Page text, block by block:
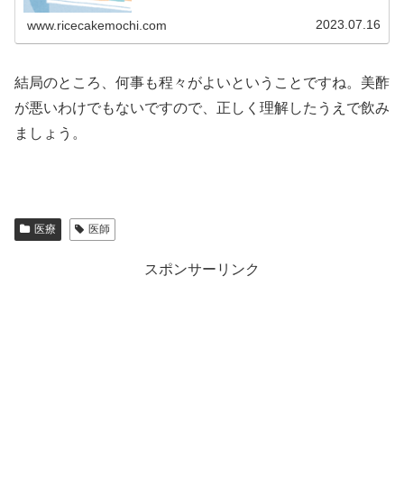
www.ricecakemochi.com 2023.07.16
結局のところ、何事も程々がよいということですね。美酢
が悪いわけでもないですので、正しく理解したうえで飲み
ましょう。
医療 医師
スポンサーリンク